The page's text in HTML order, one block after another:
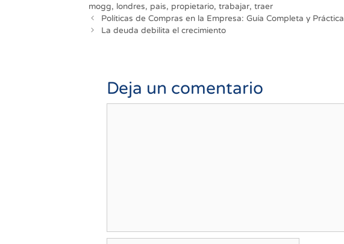
mogg, londres, pais, propietario, trabajar, traer
Navegación
de
Políticas de Compras en la Empresa: Guía Completa y Práctica
La deuda debilita el crecimiento
Deja un comentario